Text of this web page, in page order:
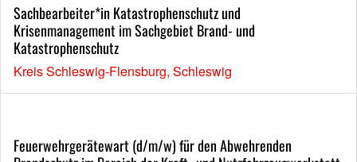
Sachbearbeiter*in Katastrophenschutz und
Krisenmanagement im Sachgebiet Brand- und
Katastrophenschutz
Kreis Schleswig-Flensburg, Schleswig
Feuerwehrgerätewart (d/m/w) für den Abwehrenden